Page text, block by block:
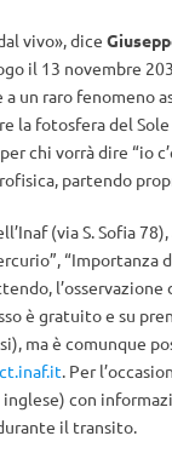
vivo», dice
il 13 novembre
a un raro
la fotosfera del
chi vorrà dire “io
partendo
(via S. Sofia
“Importanza
è gratuito e su
ma è comunque
. Per
con
il transito.